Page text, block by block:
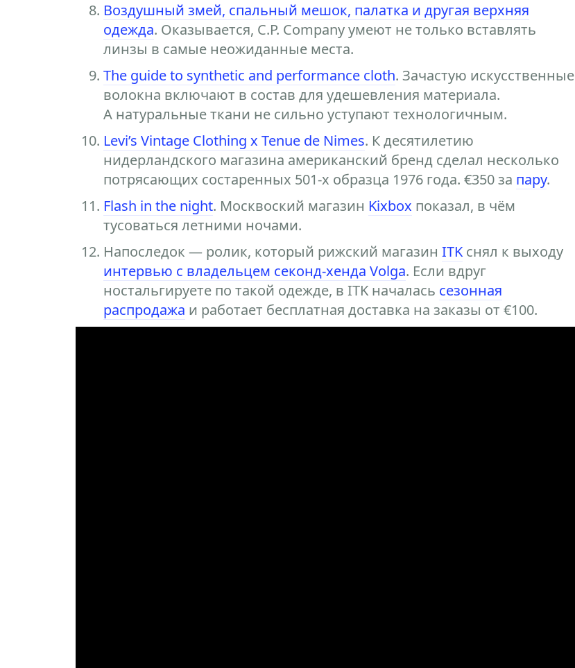
Воздушный змей, спальный мешок, палатка и другая верхняя
одежда. Оказывается, C.P. Company умеют не только вставлять
линзы в самые неожиданные места.
The guide to synthetic and performance cloth. Зачастую искусственные
волокна включают в состав для удешевления материала.
А натуральные ткани не сильно уступают технологичным.
Levi’s Vintage Clothing x Tenue de Nimes. К десятилетию
нидерландского магазина американский бренд сделал несколько
потрясающих состаренных 501-х образца 1976 года. €350 за пару.
Flash in the night. Москвоский магазин Kixbox показал, в чём
тусоваться летними ночами.
Напоследок — ролик, который рижский магазин ITKснял к выходу
интервью с владельцем секонд-хенда Volga. Если вдруг
ностальгируете по такой одежде, в ITK началась сезонная
распродажа и работает бесплатная доставка на заказы от €100.